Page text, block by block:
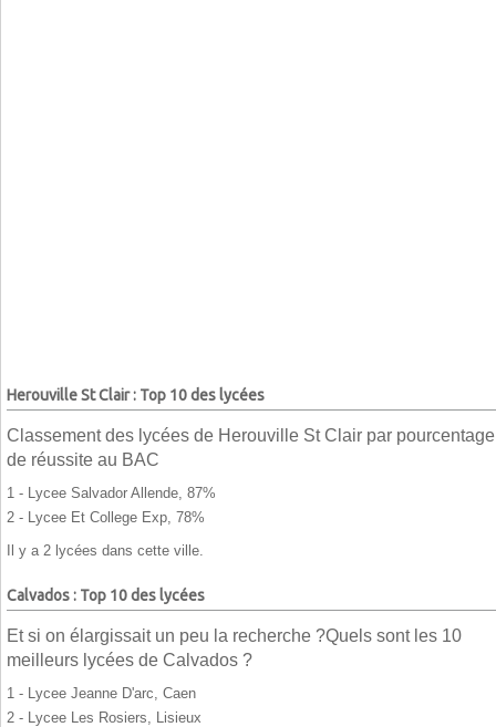
Herouville St Clair : Top 10 des lycées
Classement des lycées de Herouville St Clair par pourcentage
de réussite au BAC
1 - Lycee Salvador Allende, 87%
2 - Lycee Et College Exp, 78%
Il y a 2 lycées dans cette ville.
Calvados : Top 10 des lycées
Et si on élargissait un peu la recherche ?Quels sont les 10
meilleurs lycées de Calvados ?
1 - Lycee Jeanne D'arc, Caen
2 - Lycee Les Rosiers, Lisieux